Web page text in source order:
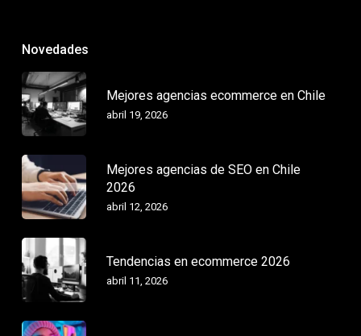
Novedades
Mejores agencias ecommerce en Chile
abril 19, 2026
Mejores agencias de SEO en Chile
2026
abril 12, 2026
Tendencias en ecommerce 2026
abril 11, 2026